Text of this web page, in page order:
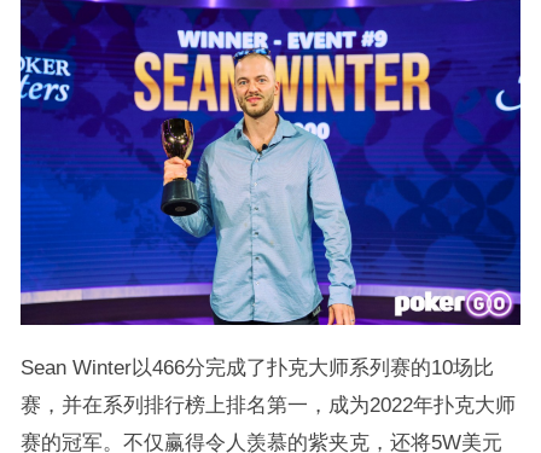
Sean Winter以466分完成了扑克大师系列赛的10场比
赛，并在系列排行榜上排名第一，成为2022年扑克大师
赛的冠军。不仅赢得令人羡慕的紫夹克，还将5W美元